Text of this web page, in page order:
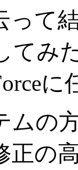
って
てみ
ムの
正の